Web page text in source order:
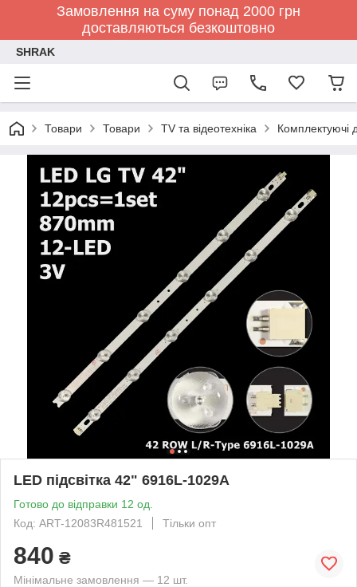
Замовлення на суму понад 2000 грн
доставляються безкоштовно
SHRAK
Товари Товари TV та відеотехніка Комплектуючі
LED підсвітка 42" 6916L-1029A
Готово до відправки 12 од.
Код: ART-12083R481521
Тільки опт
840 ₴
Мінімальне замовлення — 12 шт.